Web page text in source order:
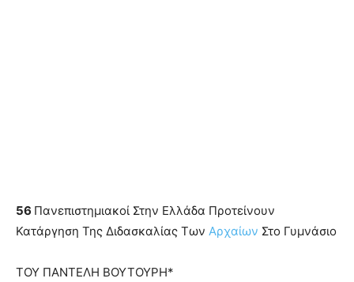
56 Πανεπιστημιακοί Στην Ελλάδα Προτείνουν
Κατάργηση Της Διδασκαλίας Των Αρχαίων Στο Γυμνάσιο
TΟΥ ΠΑΝΤΕΛΗ ΒΟΥΤΟΥΡΗ*